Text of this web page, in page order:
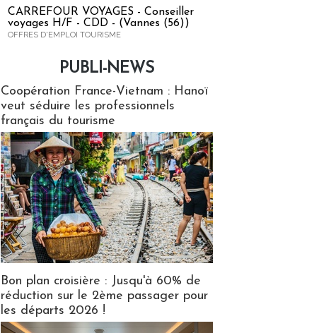
CARREFOUR VOYAGES - Conseiller
voyages H/F - CDD - (Vannes (56))
OFFRES D'EMPLOI TOURISME
PUBLI-NEWS
Coopération France-Vietnam : Hanoï
veut séduire les professionnels
français du tourisme
Bon plan croisière : Jusqu'à 60% de
réduction sur le 2ème passager pour
les départs 2026 !